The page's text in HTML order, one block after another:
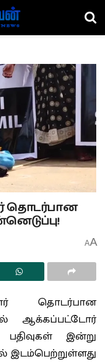
தொடர்பான
AA
தொடர்பான
ஆக்கப்பட்டோர்
இன்று
இடம்பெற்றுள்ளது